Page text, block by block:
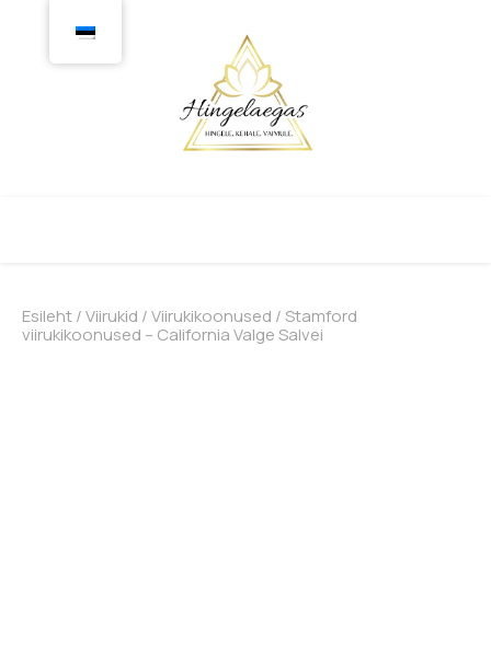
Esileht/Viirukid /Viirukikoonused / Stamford
viirukikoonused – California Valge Salvei